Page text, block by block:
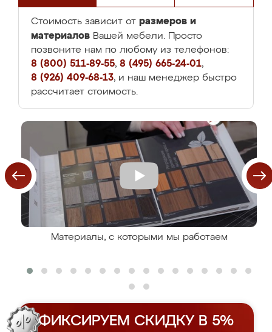
Стоимость зависит от размеров и
материалов Вашей мебели. Просто
позвоните нам по любому из телефонов:
8 (800) 511-89-55, 8 (495) 665-24-01,
8 (926) 409-68-13, и наш менеджер быстро
рассчитает стоимость.
Материалы, с которыми мы работаем
ФИКСИРУЕМ СКИДКУ В 5%